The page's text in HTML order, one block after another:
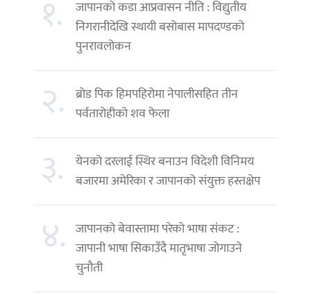
१.
जापानको कडा आप्रवासन नीति : विद्युतीय
निगरानीदेखि स्थायी बसोबास मापदण्डको
पुनरावलोकन
२. ब्रोड पिक हिमपहिरोमा नेपालीसहित तीन
पर्वतारोहीको शव फेला
३.
येनको दरलाई स्थिर बनाउन विदेशी विनिमय
बजारमा अमेरिका र जापानको संयुक्त हस्तक्षेप
४. जापानको बेवास्तामा परेको भाषा संकट :
जापानी भाषा सिकाउँदै मातृभाषा जोगाउने
चुनौती